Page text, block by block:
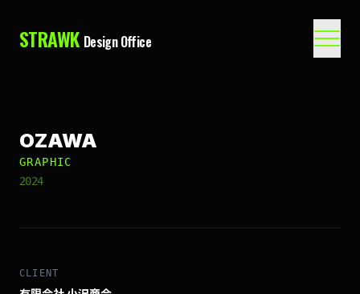
STRAWK Design Office
OZAWA
GRAPHIC
2024
CLIENT